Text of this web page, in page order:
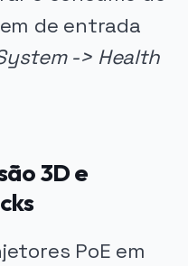
de entrada
-> Health
3D e
PoE em